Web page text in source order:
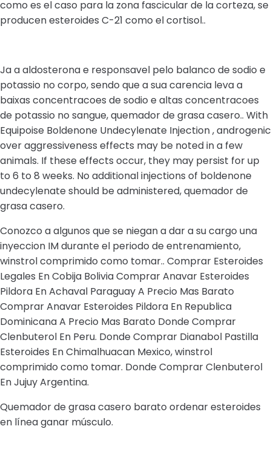
como es el caso para la zona fascicular de la corteza, se
producen esteroides C-21 como el cortisol..
Ja a aldosterona e responsavel pelo balanco de sodio e
potassio no corpo, sendo que a sua carencia leva a
baixas concentracoes de sodio e altas concentracoes
de potassio no sangue, quemador de grasa casero.. With
Equipoise Boldenone Undecylenate Injection , androgenic
over aggressiveness effects may be noted in a few
animals. If these effects occur, they may persist for up
to 6 to 8 weeks. No additional injections of boldenone
undecylenate should be administered, quemador de
grasa casero.
Conozco a algunos que se niegan a dar a su cargo una
inyeccion IM durante el periodo de entrenamiento,
winstrol comprimido como tomar.. Comprar Esteroides
Legales En Cobija Bolivia Comprar Anavar Esteroides
Pildora En Achaval Paraguay A Precio Mas Barato
Comprar Anavar Esteroides Pildora En Republica
Dominicana A Precio Mas Barato Donde Comprar
Clenbuterol En Peru. Donde Comprar Dianabol Pastilla
Esteroides En Chimalhuacan Mexico, winstrol
comprimido como tomar. Donde Comprar Clenbuterol
En Jujuy Argentina.
Quemador de grasa casero barato ordenar esteroides
en línea ganar músculo.